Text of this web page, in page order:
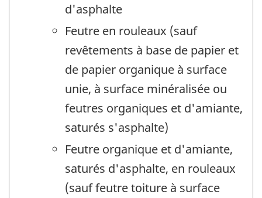
d'asphalte
Feutre en rouleaux (sauf
revêtements à base de papier et
de papier organique à surface
unie, à surface minéralisée ou
feutres organiques et d'amiante,
saturés s'asphalte)
Feutre organique et d'amiante,
saturés d'asphalte, en rouleaux
(sauf feutre toiture à surface